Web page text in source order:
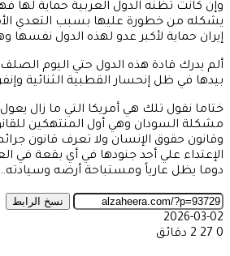
وإن كانت تظنه الدول العربية حماية لها
يشكله من خطورة عليها بسبب التعدي
إيران حماية لأكبر عدو لهذه الدول نفسها
ألم يدرك قادة هذه الدول حتي اليوم الصلف
بيدها في ظل إنحسار القطبية الثنائية
ختاما نقول تلك هي أمريكا التي ما زال
مشكلة السودان وهي أول المنتهكين
وقانون حقوق الإنسان ولا تعرف قانون
الإعتداء علي أحد جنودها في أي بقعة في
دوما يظل عارياً ومستباحة أرضه وسيادته…
نسخ الرابط
2026-03-02
0
2 دقائق